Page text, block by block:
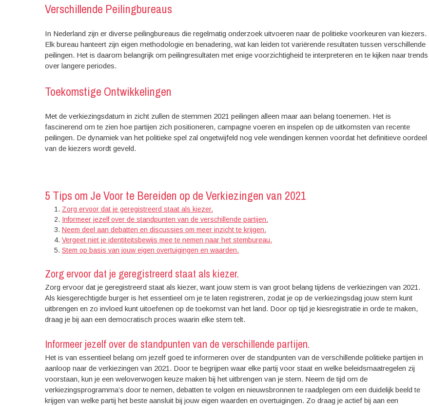
Verschillende Peilingbureaus
In Nederland zijn er diverse peilingbureaus die regelmatig onderzoek uitvoeren naar de politieke voorkeuren van kiezers.
Elk bureau hanteert zijn eigen methodologie en benadering, wat kan leiden tot variërende resultaten tussen verschillende
peilingen. Het is daarom belangrijk om peilingresultaten met enige voorzichtigheid te interpreteren en te kijken naar trends
over langere periodes.
Toekomstige Ontwikkelingen
Met de verkiezingsdatum in zicht zullen de stemmen 2021 peilingen alleen maar aan belang toenemen. Het is
fascinerend om te zien hoe partijen zich positioneren, campagne voeren en inspelen op de uitkomsten van recente
peilingen. De dynamiek van het politieke spel zal ongetwijfeld nog vele wendingen kennen voordat het definitieve oordeel
van de kiezers wordt geveld.
5 Tips om Je Voor te Bereiden op de Verkiezingen van 2021
Zorg ervoor dat je geregistreerd staat als kiezer.
Informeer jezelf over de standpunten van de verschillende partijen.
Neem deel aan debatten en discussies om meer inzicht te krijgen.
Vergeet niet je identiteitsbewijs mee te nemen naar het stembureau.
Stem op basis van jouw eigen overtuigingen en waarden.
Zorg ervoor dat je geregistreerd staat als kiezer.
Zorg ervoor dat je geregistreerd staat als kiezer, want jouw stem is van groot belang tijdens de verkiezingen van 2021.
Als kiesgerechtigde burger is het essentieel om je te laten registreren, zodat je op de verkiezingsdag jouw stem kunt
uitbrengen en zo invloed kunt uitoefenen op de toekomst van het land. Door op tijd je kiesregistratie in orde te maken,
draag je bij aan een democratisch proces waarin elke stem telt.
Informeer jezelf over de standpunten van de verschillende partijen.
Het is van essentieel belang om jezelf goed te informeren over de standpunten van de verschillende politieke partijen in
aanloop naar de verkiezingen van 2021. Door te begrijpen waar elke partij voor staat en welke beleidsmaatregelen zij
voorstaan, kun je een weloverwogen keuze maken bij het uitbrengen van je stem. Neem de tijd om de
verkiezingsprogramma’s door te nemen, debatten te volgen en nieuwsbronnen te raadplegen om een duidelijk beeld te
krijgen van welke partij het beste aansluit bij jouw eigen waarden en overtuigingen. Zo draag je actief bij aan een